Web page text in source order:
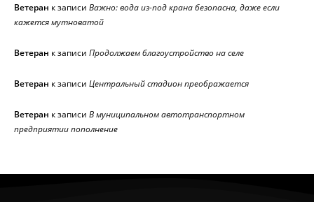
Ветеран к записи Важно: вода из-под крана безопасна, даже если
кажется мутноватой
Ветеран к записи Продолжаем благоустройство на селе
Ветеран к записи Центральный стадион преображается
Ветеран к записи В муниципальном автотранспортном
предприятии пополнение